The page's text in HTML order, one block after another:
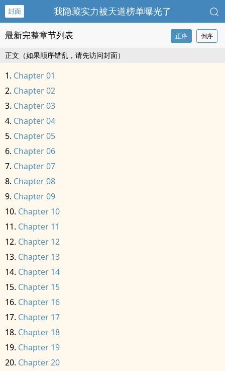
封面 我隐藏实力被天道榜单曝光了
最新完整章节列表 正序 倒序
正文（如果顺序错乱，请先访问封面）
Chapter 01
Chapter 02
Chapter 03
Chapter 04
Chapter 05
Chapter 06
Chapter 07
Chapter 08
Chapter 09
Chapter 10
Chapter 11
Chapter 12
Chapter 13
Chapter 14
Chapter 15
Chapter 16
Chapter 17
Chapter 18
Chapter 19
Chapter 20